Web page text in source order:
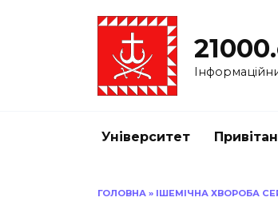
Університет
ГОЛОВНА » ІШЕМІЧНА ХВОРОБА